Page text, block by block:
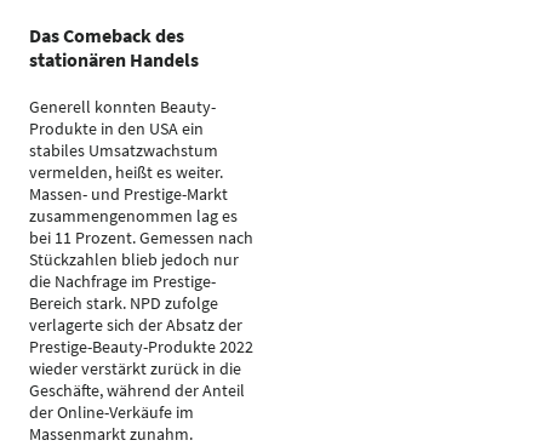
Das Comeback des
stationären Handels
Generell konnten Beauty-
Produkte in den USA ein
stabiles Umsatzwachstum
vermelden, heißt es weiter.
Massen- und Prestige-Markt
zusammengenommen lag es
bei 11 Prozent. Gemessen nach
Stückzahlen blieb jedoch nur
die Nachfrage im Prestige-
Bereich stark. NPD zufolge
verlagerte sich der Absatz der
Prestige-Beauty-Produkte 2022
wieder verstärkt zurück in die
Geschäfte, während der Anteil
der Online-Verkäufe im
Massenmarkt zunahm.